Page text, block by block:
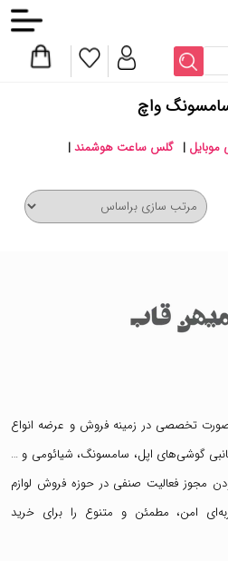
واچ
موبایل | گلس ساعت هوشمند|
تخصصی در زمینه فروش و عرضه انواع
گوشی‌های اپل، سامسونگ، شیائومی و …
مجوز فعالیت صنفی در حوزه فروش لوازم
امن، مطمئن و متنوع را برای خرید